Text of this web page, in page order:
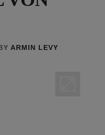
ARMIN LEVY